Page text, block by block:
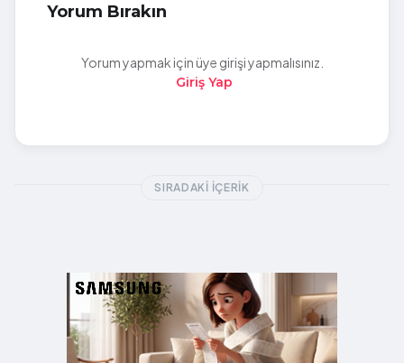
Yorum Bırakın
Yorum yapmak için üye girişi yapmalısınız.
Giriş Yap
SIRADAKI İÇERIK